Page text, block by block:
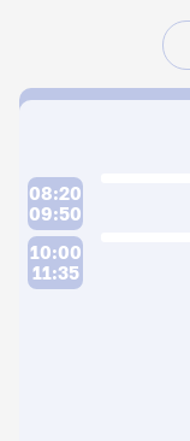
08:20
09:50
10:00
11:35